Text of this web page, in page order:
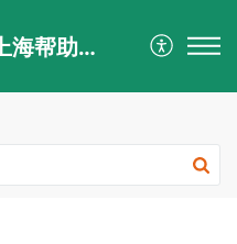
文雅科上海帮助中心